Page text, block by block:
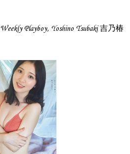
Weekly Playboy, Yoshino Tsubaki 吉乃椿